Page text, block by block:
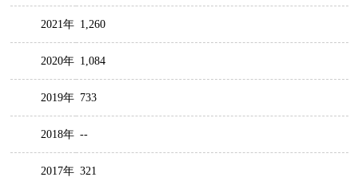
2021年 1,260
2020年 1,084
2019年 733
2018年 --
2017年 321